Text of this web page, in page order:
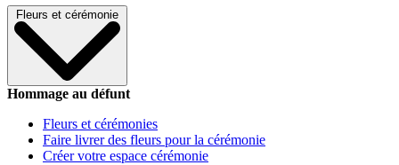
Fleurs et cérémonie
Hommage au défunt
Fleurs et cérémonies
Faire livrer des fleurs pour la cérémonie
Créer votre espace cérémonie